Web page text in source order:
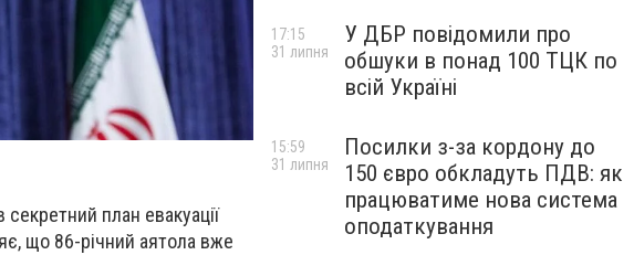
секретний план евакуації
що 86-річний аятола вже
У ДБР повідомили про
обшуки в понад 100 ТЦК по
всій Україні
17:15
31 липня
Посилки з-за кордону до
150 євро обкладуть ПДВ: як
працюватиме нова система
оподаткування
15:59
31 липня